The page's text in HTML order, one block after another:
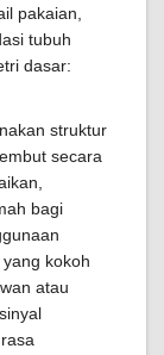
pakaian,
tubuh
dasar:
struktur
secara
bagi
kokoh
atau